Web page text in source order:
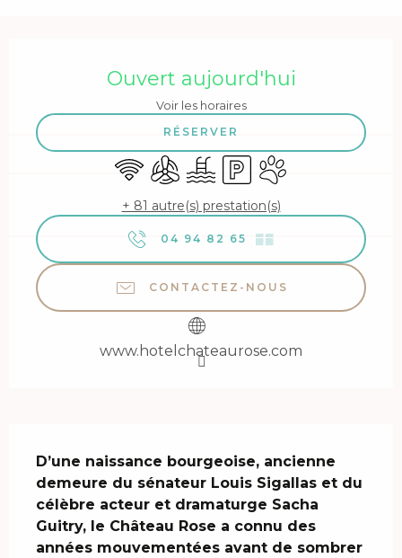
Ouvert aujourd'hui
Voir les horaires
RÉSERVER
WiFi Air conditionné
PiscineParkingAnimaux acceptés
+ 81 autre(s) prestation(s)
04 94 82 65 ▒▒
CONTACTEZ-NOUS
www.hotelchateaurose.com
D’une naissance bourgeoise, ancienne
demeure du sénateur Louis Sigallas et du
célèbre acteur et dramaturge Sacha
Guitry, le Château Rose a connu des
années mouvementées avant de sombrer